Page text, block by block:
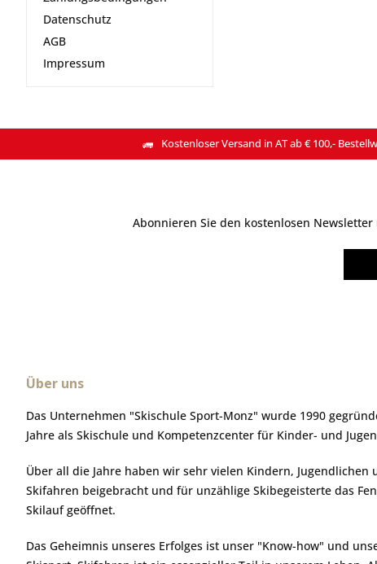
Datenschutz
AGB
Impressum
Kostenloser Versand in AT ab € 100,-
Abonnieren Sie den kostenlosen
Über uns
Das Unternehmen "Skischule Sport-Monz" wurde 1990
Jahre als Skischule und Kompetenzcenter für Kinder- und
Über all die Jahre haben wir sehr vielen Kindern, Jugendlichen
Skifahren beigebracht und für unzählige Skibegeisterte das
Skilauf geöffnet.
Das Geheimnis unseres Erfolges ist unser "Know-how" und